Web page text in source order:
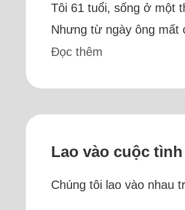
Tôi 61 tuổi, sống ở một
Nhưng từ ngày ông mất
Đọc thêm
Lao vào cuộc
Chúng tôi lao vào nhau